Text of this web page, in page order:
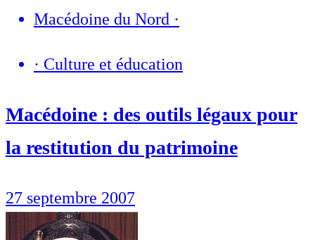
Macédoine du Nord ·
· Culture et éducation
Macédoine : des outils légaux pour
la restitution du patrimoine
27 septembre 2007